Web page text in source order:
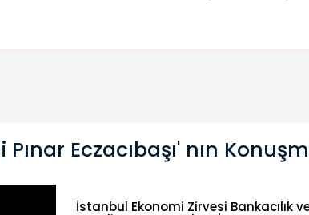
Eczacıbaşı' nın
İstanbul Ekonomi Zirvesi Bankacılık